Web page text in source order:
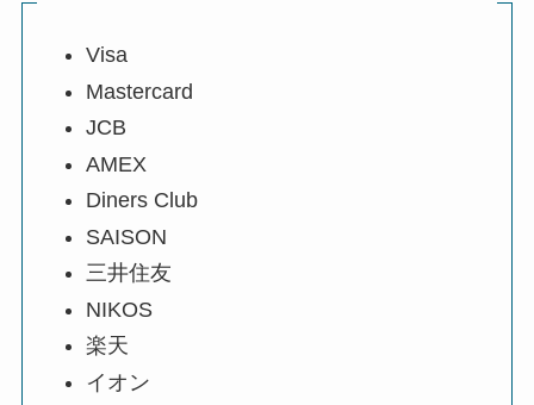
Visa
Mastercard
JCB
AMEX
Diners Club
SAISON
三井住友
NIKOS
楽天
イオン